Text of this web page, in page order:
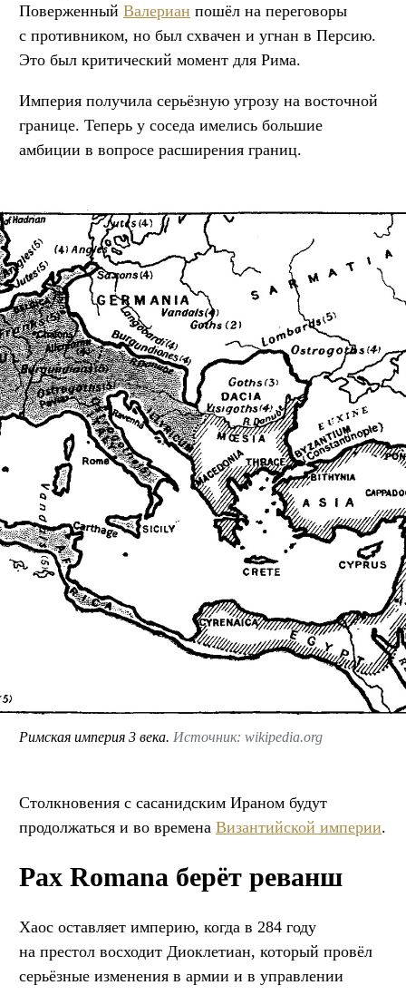
Поверженный Валериан пошёл на переговоры
с противником, но был схвачен и угнан в Персию.
Это был критический момент для Рима.
Империя получила серьёзную угрозу на восточной
границе. Теперь у соседа имелись большие
амбиции в вопросе расширения границ.
Римская империя 3 века. Источник: wikipedia.org
Столкновения с сасанидским Ираном будут
продолжаться и во времена Византийской империи.
Pax Romana берёт реванш
Хаос оставляет империю, когда в 284 году
на престол восходит Диоклетиан, который провёл
серьёзные изменения в армии и в управлении